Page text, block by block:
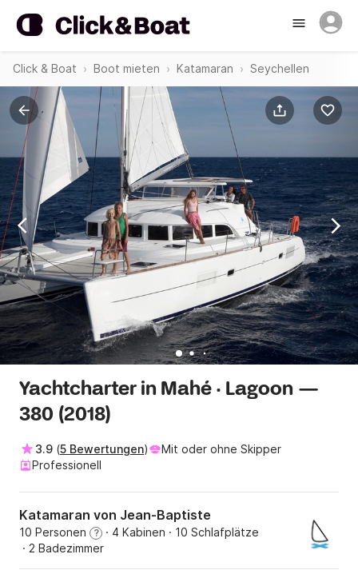
Click & Boat Boot mieten Katamaran Seychellen
Yachtcharter in Mahé · Lagoon —
380 (2018)
3.9 (5 Bewertungen)
Mit oder ohne Skipper
Professionell
Katamaran von Jean-Baptiste
10 Personen ? · 4 Kabinen · 10 Schlafplätze
· 2 Badezimmer